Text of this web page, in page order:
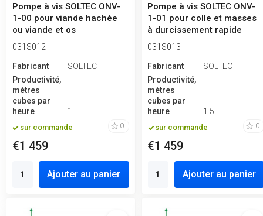
Pompe à vis SOLTEC ONV-
1-00 pour viande hachée
ou viande et os
031S012
Fabricant
SOLTEC
Productivité,
mètres
cubes par
heure
1
sur commande 0
€1 459
Ajouter au panier
Pompe à vis SOLTEC ONV-
1-01 pour colle et masses
à durcissement rapide
031S013
Fabricant
SOLTEC
Productivité,
mètres
cubes par
heure
1.5
sur commande 0
€1 459
Ajouter au panier